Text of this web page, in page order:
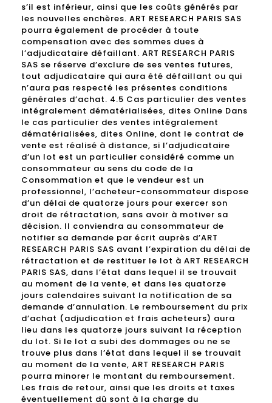
s’il est inférieur, ainsi que les coûts générés par
les nouvelles enchères. ART RESEARCH PARIS SAS
pourra également de procéder à toute
compensation avec des sommes dues à
l’adjudicataire défaillant. ART RESEARCH PARIS
SAS se réserve d’exclure de ses ventes futures,
tout adjudicataire qui aura été défaillant ou qui
n’aura pas respecté les présentes conditions
générales d’achat. 4.5 Cas particulier des ventes
intégralement dématérialisées, dites Online Dans
le cas particulier des ventes intégralement
dématérialisées, dites Online, dont le contrat de
vente est réalisé à distance, si l’adjudicataire
d’un lot est un particulier considéré comme un
consommateur au sens du code de la
Consommation et que le vendeur est un
professionnel, l’acheteur-consommateur dispose
d’un délai de quatorze jours pour exercer son
droit de rétractation, sans avoir à motiver sa
décision. Il conviendra au consommateur de
notifier sa demande par écrit auprès d’ART
RESEARCH PARIS SAS avant l’expiration du délai de
rétractation et de restituer le lot à ART RESEARCH
PARIS SAS, dans l’état dans lequel il se trouvait
au moment de la vente, et dans les quatorze
jours calendaires suivant la notification de sa
demande d’annulation. Le remboursement du prix
d’achat (adjudication et frais acheteurs) aura
lieu dans les quatorze jours suivant la réception
du lot. Si le lot a subi des dommages ou ne se
trouve plus dans l’état dans lequel il se trouvait
au moment de la vente, ART RESEARCH PARIS
pourra minorer le montant du remboursement.
Les frais de retour, ainsi que les droits et taxes
éventuellement dû sont à la charge du